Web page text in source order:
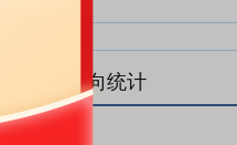
后资金流向统计